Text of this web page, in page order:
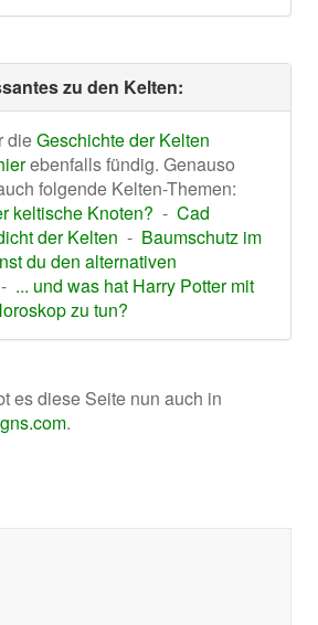
zu den Kelten:
dieGeschichte der Kelten
ebenfalls fündig. Genauso
folgende Kelten-Themen:
keltische Knoten? - Cad
der Kelten - Baumschutz im
du den alternativen
- ... und was hat Harry Potter mit
zu tun?
es diese Seite nun auch in
.